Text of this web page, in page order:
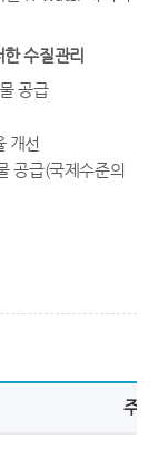
수질관리
공급
개선
공급(국제수준의
주요